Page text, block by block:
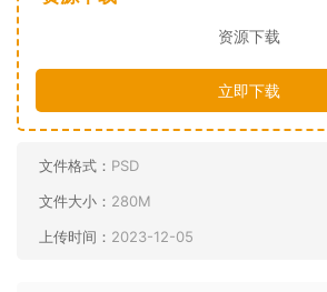
资源下载
立即下载
文件格式： PSD
文件大小： 280M
上传时间： 2023-12-05